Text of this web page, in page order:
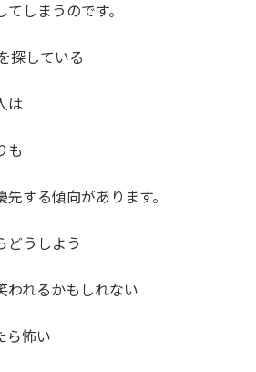
しまうのです。
探している
は
も
する傾向があります。
どうしよう
われるかもしれない
ら怖い